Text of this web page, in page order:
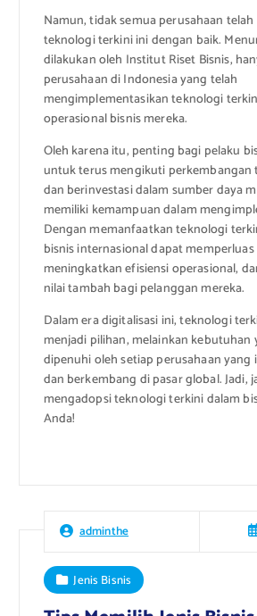
Namun, tidak semua perusahaan
teknologi terkini ini dengan baik.
dilakukan oleh Institut Riset Bisnis,
perusahaan di Indonesia yang telah
mengimplementasikan teknologi
operasional bisnis mereka.
Oleh karena itu, penting bagi pelaku
untuk terus mengikuti
dan berinvestasi dalam sumber daya
memiliki kemampuan dalam
Dengan memanfaatkan teknologi
bisnis internasional dapat memperluas
meningkatkan efisiensi operasional,
nilai tambah bagi pelanggan mereka.
Dalam era digitalisasi ini, teknologi
menjadi pilihan, melainkan kebutuhan
dipenuhi oleh setiap perusahaan
dan berkembang di pasar global. Jadi,
mengadopsi teknologi terkini dalam
Anda!
adminthe
Jenis Bisnis